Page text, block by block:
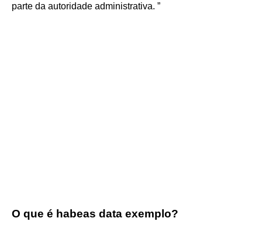
parte da autoridade administrativa. ”
O que é habeas data exemplo?